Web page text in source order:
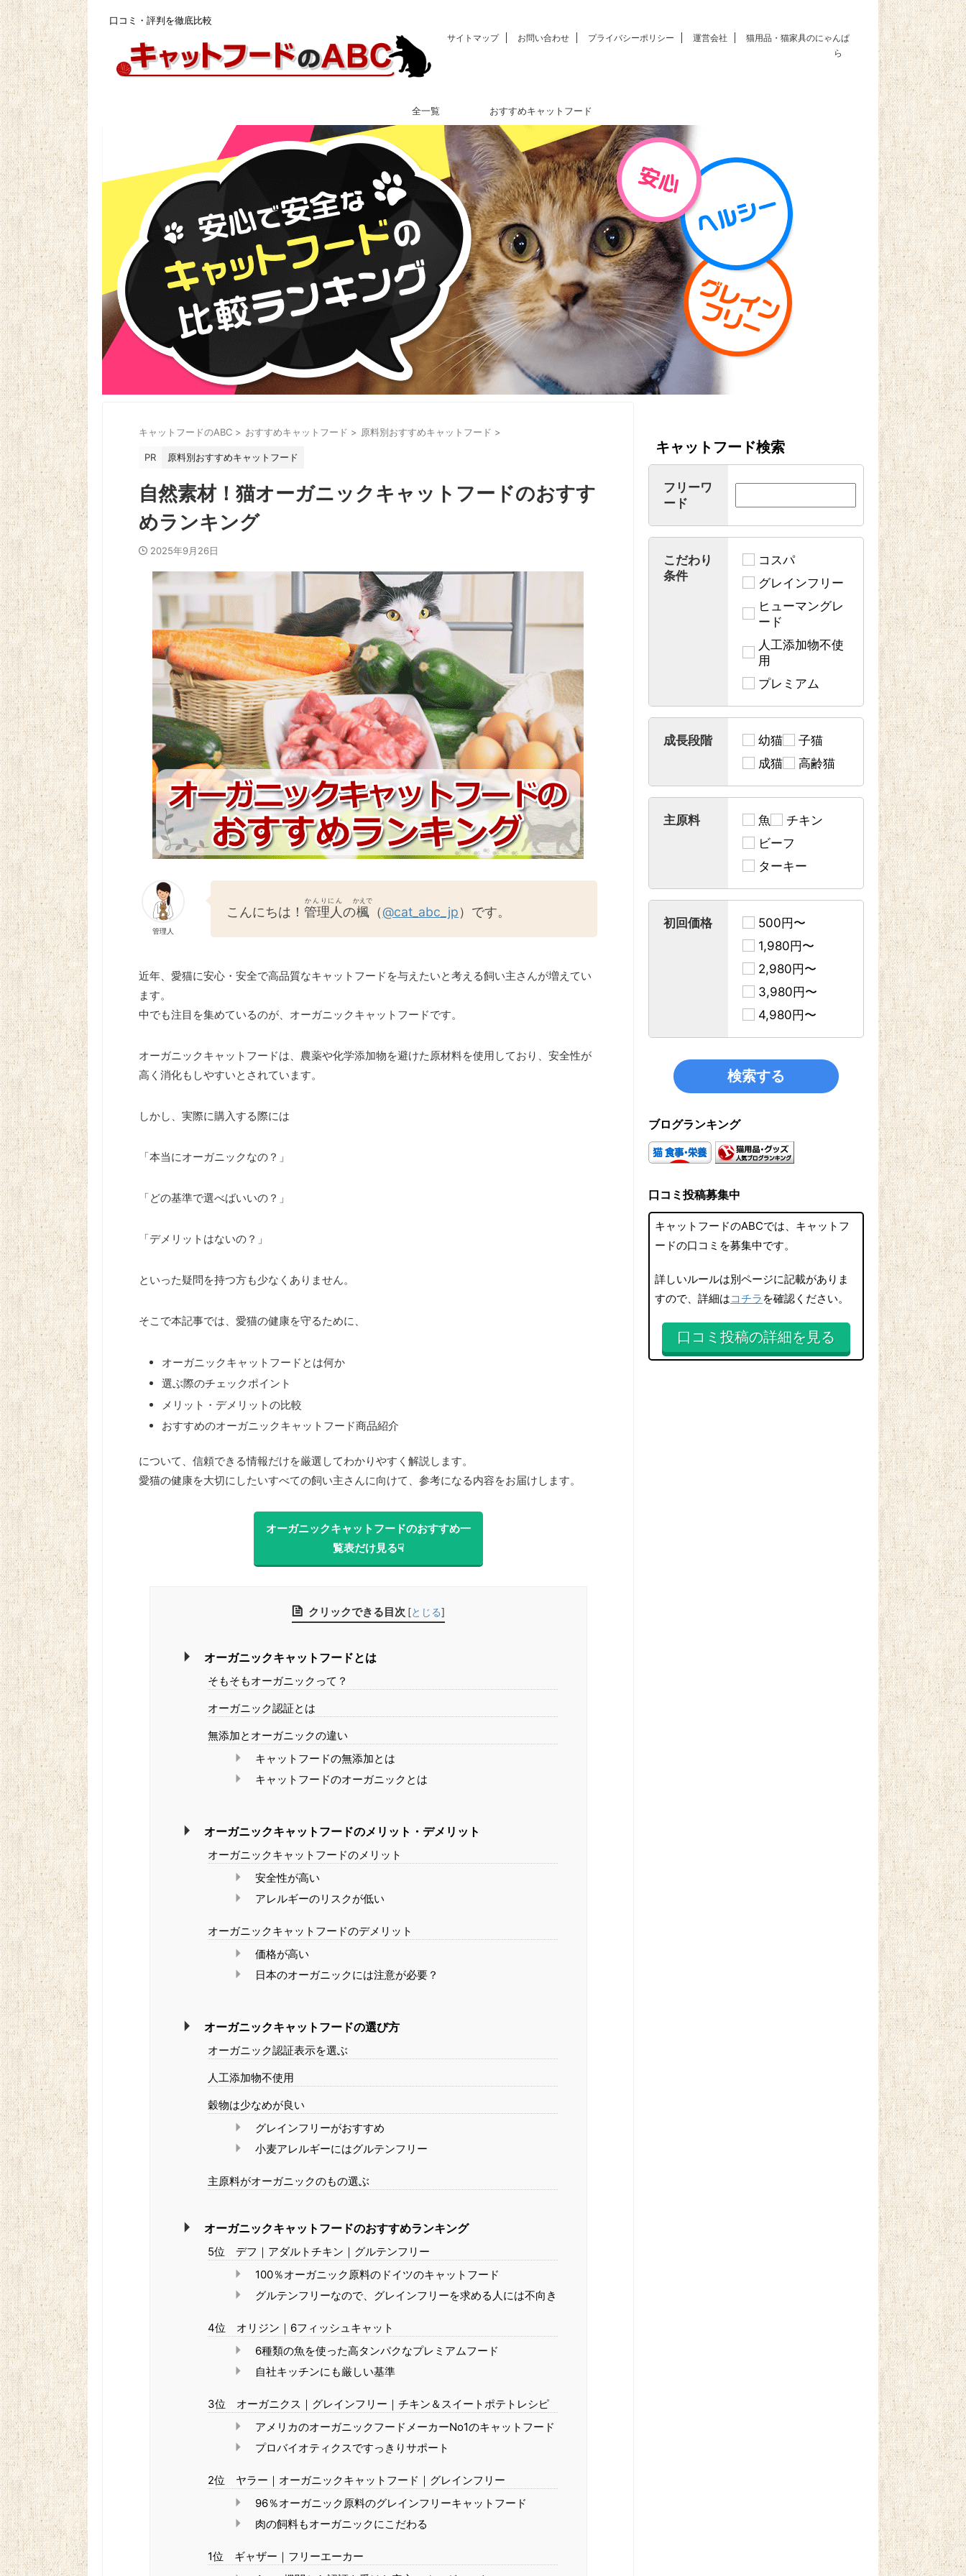
口コミ・評判を徹底比較
サイトマップ お問い合わせ プライバシーポリシー 運営会社
猫用品・猫家具のにゃんぱ
ら
全一覧 おすすめキャットフード
キャットフードのABC > おすすめキャットフード > 原料別おすすめキャットフード >
PR 原料別おすすめキャットフード
自然素材！猫オーガニックキャットフードのおすす
めランキング
2025年9月26日
管理人
こんにちは！管理人
かんりにん
の楓
かえで
（@cat_abc_jp）です。
近年、愛猫に安心・安全で高品質なキャットフードを与えたいと考える飼い主さんが増えてい
ます。
中でも注目を集めているのが、オーガニックキャットフードです。
オーガニックキャットフードは、農薬や化学添加物を避けた原材料を使用しており、安全性が
高く消化もしやすいとされています。
しかし、実際に購入する際には
「本当にオーガニックなの？」
「どの基準で選べばいいの？」
「デメリットはないの？」
といった疑問を持つ方も少なくありません。
そこで本記事では、愛猫の健康を守るために、
オーガニックキャットフードとは何か
選ぶ際のチェックポイント
メリット・デメリットの比較
おすすめのオーガニックキャットフード商品紹介
について、信頼できる情報だけを厳選してわかりやすく解説します。
愛猫の健康を大切にしたいすべての飼い主さんに向けて、参考になる内容をお届けします。
オーガニックキャットフードのおすすめ一
覧表だけ見る☟
クリックできる目次 [とじる]
オーガニックキャットフードとは
そもそもオーガニックって？
オーガニック認証とは
無添加とオーガニックの違い
キャットフードの無添加とは
キャットフードのオーガニックとは
オーガニックキャットフードのメリット・デメリット
オーガニックキャットフードのメリット
安全性が高い
アレルギーのリスクが低い
オーガニックキャットフードのデメリット
価格が高い
日本のオーガニックには注意が必要？
オーガニックキャットフードの選び方
オーガニック認証表示を選ぶ
人工添加物不使用
穀物は少なめが良い
グレインフリーがおすすめ
小麦アレルギーにはグルテンフリー
主原料がオーガニックのもの選ぶ
オーガニックキャットフードのおすすめランキング
5位 デフ｜アダルトチキン｜グルテンフリー
100％オーガニック原料のドイツのキャットフード
グルテンフリーなので、グレインフリーを求める人には不向き
4位 オリジン｜6フィッシュキャット
6種類の魚を使った高タンパクなプレミアムフード
自社キッチンにも厳しい基準
3位 オーガニクス｜グレインフリー｜チキン＆スイートポテトレシピ
アメリカのオーガニックフードメーカーNo1のキャットフード
プロバイオティクスですっきりサポート
2位 ヤラー｜オーガニックキャットフード｜グレインフリー
96％オーガニック原料のグレインフリーキャットフード
肉の飼料もオーガニックにこだわる
1位 ギャザー｜フリーエーカー
キャットフード検索
フリーワ
ード
こだわり
条件
コスパ
グレインフリー
ヒューマングレ
ード
人工添加物不使
用
プレミアム
成長段階 幼猫
子猫
成猫
高齢猫
主原料 魚
チキン
ビーフ
ターキー
初回価格
500円〜
1,980円〜
2,980円〜
3,980円〜
4,980円〜
ブログランキング
口コミ投稿募集中
キャットフードのABCでは、キャットフ
ードの口コミを募集中です。
詳しいルールは別ページに記載がありま
すので、詳細はコチラ を確認ください。
口コミ投稿の詳細を見る